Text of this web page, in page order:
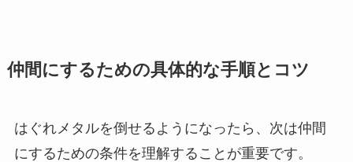
仲間にするための具体的な手順とコツ
はぐれメタルを倒せるようになったら、次は仲間
にするための条件を理解することが重要です。